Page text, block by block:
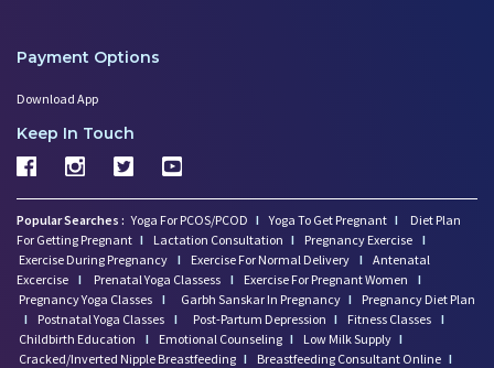
Payment Options
Download App
Keep In Touch
Popular Searches : Yoga For PCOS/PCOD I Yoga To Get Pregnant I
Diet Plan
For Getting Pregnant I Lactation Consultation I Pregnancy Exercise I
Exercise During Pregnancy I Exercise For Normal Delivery I Antenatal
Excercise I Prenatal Yoga Classess I Exercise For Pregnant Women
I
Pregnancy Yoga Classes I Garbh Sanskar In Pregnancy I
Pregnancy Diet Plan
I
Postnatal Yoga Classes I Post-Partum Depression I Fitness Classes I
Childbirth Education
I Emotional Counseling I Low Milk Supply I
Cracked/Inverted Nipple Breastfeeding I Breastfeeding Consultant Online I